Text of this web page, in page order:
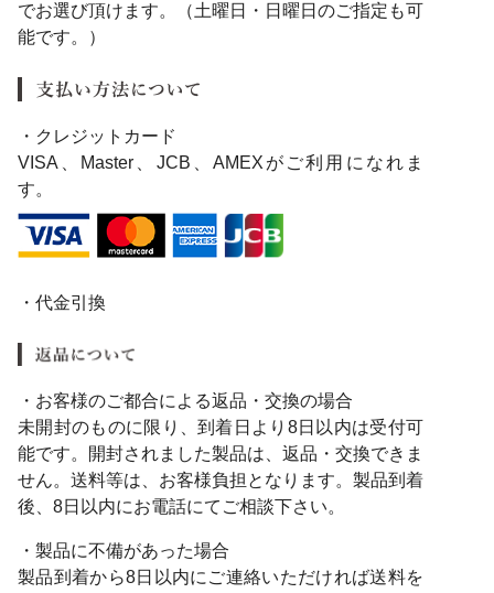
でお選び頂けます。（土曜日・日曜日のご指定も可
能です。）
・クレジットカード
VISA、Master、JCB、AMEXがご利用になれま
す。
・代金引換
・お客様のご都合による返品・交換の場合
未開封のものに限り、到着日より8日以内は受付可
能です。開封されました製品は、返品・交換できま
せん。送料等は、お客様負担となります。製品到着
後、8日以内にお電話にてご相談下さい。
・製品に不備があった場合
製品到着から8日以内にご連絡いただければ送料を